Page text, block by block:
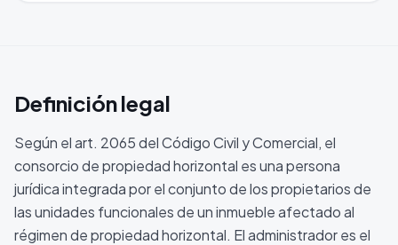
Definición legal
Según el art. 2065 del Código Civil y Comercial, el
consorcio de propiedad horizontal es una persona
jurídica integrada por el conjunto de los propietarios de
las unidades funcionales de un inmueble afectado al
régimen de propiedad horizontal. El administrador es el